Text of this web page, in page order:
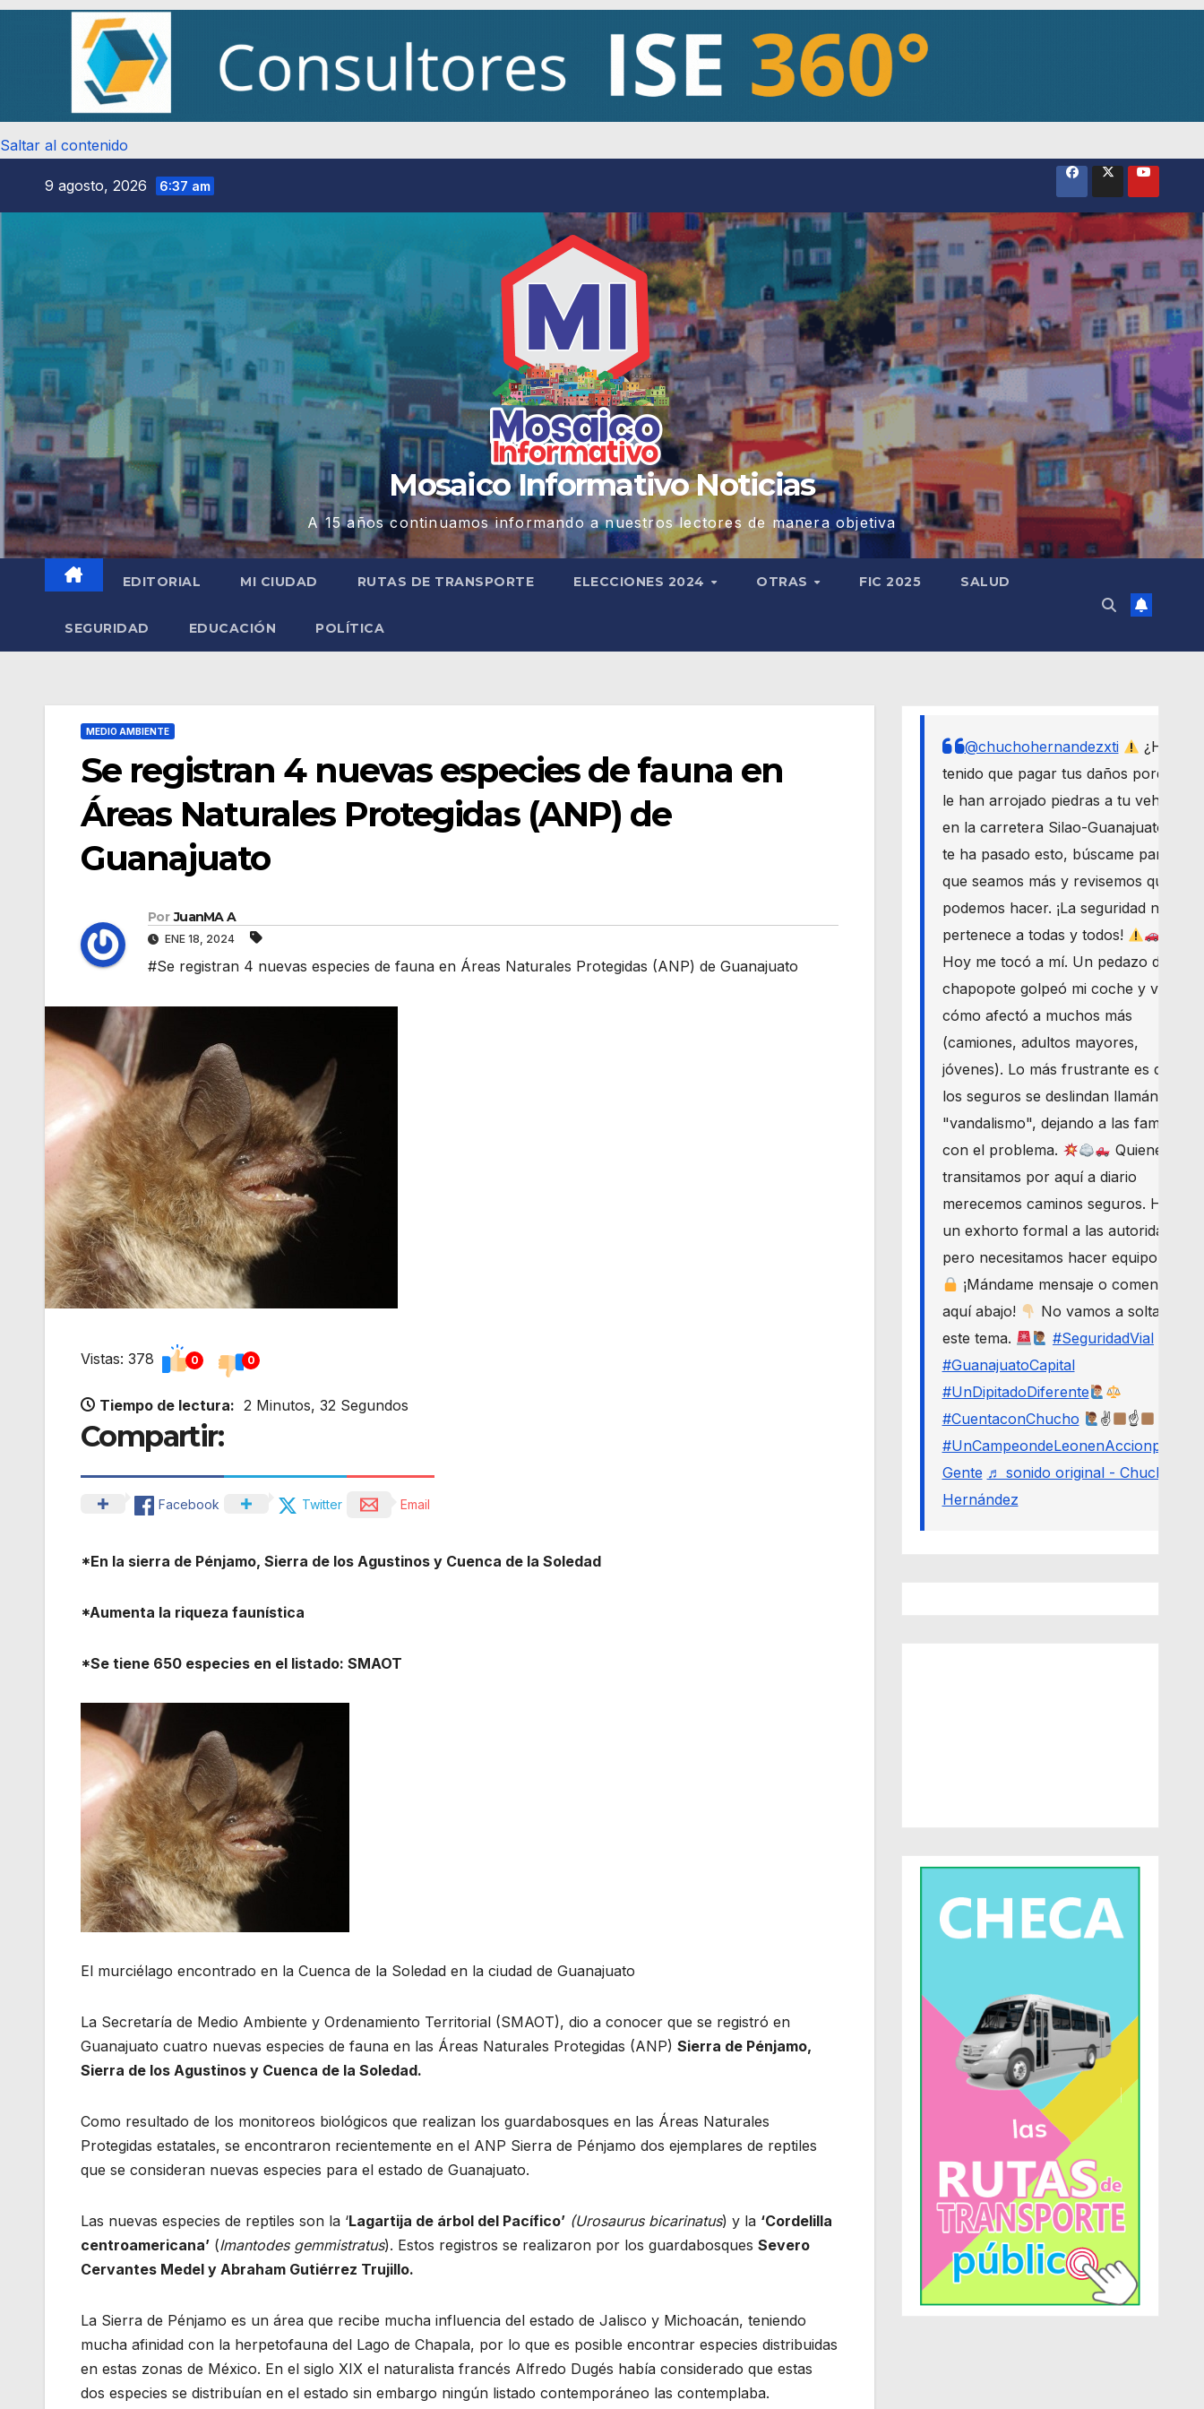
Saltar al contenido
9 agosto, 2026 6:37 am
Mosaico Informativo Noticias
A 15 años continuamos informando a nuestros lectores de manera objetiva
EDITORIAL MI CIUDAD RUTAS DE TRANSPORTE ELECCIONES 2024 OTRAS FIC 2025 SALUD
SEGURIDAD EDUCACIÓN POLÍTICA
MEDIO AMBIENTE
Se registran 4 nuevas especies de fauna en
Áreas Naturales Protegidas (ANP) de
Guanajuato
Por JuanMA A
ENE 18, 2024
#Se registran 4 nuevas especies de fauna en Áreas Naturales Protegidas (ANP) de Guanajuato
Vistas: 378 0 0
Tiempo de lectura: 2 Minutos, 32 Segundos
Compartir:
Facebook Twitter Email
*En la sierra de Pénjamo, Sierra de los Agustinos y Cuenca de la Soledad
*Aumenta la riqueza faunística
*Se tiene 650 especies en el listado: SMAOT
El murciélago encontrado en la Cuenca de la Soledad en la ciudad de Guanajuato
La Secretaría de Medio Ambiente y Ordenamiento Territorial (SMAOT), dio a conocer que se registró en
Guanajuato cuatro nuevas especies de fauna en las Áreas Naturales Protegidas (ANP) Sierra de Pénjamo,
Sierra de los Agustinos y Cuenca de la Soledad.
Como resultado de los monitoreos biológicos que realizan los guardabosques en las Áreas Naturales
Protegidas estatales, se encontraron recientemente en el ANP Sierra de Pénjamo dos ejemplares de reptiles
que se consideran nuevas especies para el estado de Guanajuato.
Las nuevas especies de reptiles son la ‘Lagartija de árbol del Pacífico’ (Urosaurus bicarinatus) y la ‘Cordelilla
centroamericana’ (Imantodes gemmistratus). Estos registros se realizaron por los guardabosques Severo
Cervantes Medel y Abraham Gutiérrez Trujillo.
La Sierra de Pénjamo es un área que recibe mucha influencia del estado de Jalisco y Michoacán, teniendo
mucha afinidad con la herpetofauna del Lago de Chapala, por lo que es posible encontrar especies distribuidas
en estas zonas de México. En el siglo XIX el naturalista francés Alfredo Dugés había considerado que estas
dos especies se distribuían en el estado sin embargo ningún listado contemporáneo las contemplaba.
@chuchohernandezxti
¿Has
tenido que pagar tus daños porque
le han arrojado piedras a tu vehículo
en la carretera Silao-Guanajuato? Si
te ha pasado esto, búscame para
que seamos más y revisemos qué
podemos hacer. ¡La seguridad nos
pertenece a todas y todos!
Hoy me tocó a mí. Un pedazo de
chapopote golpeó mi coche y vi
cómo afectó a muchos más
(camiones, adultos mayores,
jóvenes). Lo más frustrante es que
los seguros se deslindan llamándolo
"vandalismo", dejando a las familias
con el problema.
Quienes
transitamos por aquí a diario
merecemos caminos seguros. Haré
un exhorto formal a las autoridades,
pero necesitamos hacer equipo.
¡Mándame mensaje o comenta
aquí abajo!
No vamos a soltar
este tema.
#SeguridadVial
#GuanajuatoCapital
#UnDipitadoDiferente
#CuentaconChucho
✌
☝
#UnCampeondeLeonenAccionporLa
Gente ♬ sonido original - Chucho
Hernández